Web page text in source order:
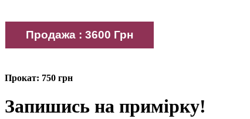
Прокат: 750 грн
Запишись на примірку!